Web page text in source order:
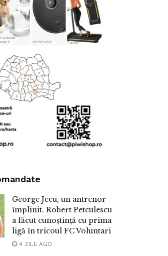
George Jecu, un antrenor
împlinit. Robert Petculescu
a făcut cunoștință cu prima
ligă în tricoul FC Voluntari
4 ZILE AGO